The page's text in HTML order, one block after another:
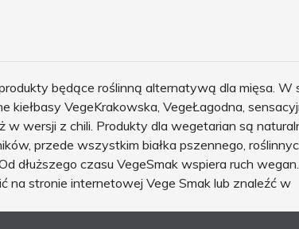
będące roślinną alternatywą dla mięsa. W
kiełbasy VegeKrakowska, VegeŁagodna,
w wersji z chili. Produkty dla wegetarian są
przede wszystkim białka pszennego,
dłuższego czasu VegeSmak wspiera ruch wegan.
na stronie internetowej Vege Smak lub znaleźć w